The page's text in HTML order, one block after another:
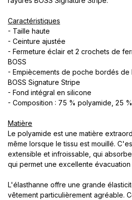
Caractéristiques
- Taille haute
- Ceinture ajustée
- Fermeture éclair et 2 crochets de
BOSS
- Empiècements de poche bordés de
BOSS Signature Stripe
- Fond intégral en silicone
- Composition : 75 % polyamide, 25
Matière
Le polyamide est une matière
même lorsque le tissu est mouillé.
extensible et infroissable, qui
qui permet une excellente évacuation
L'élasthanne offre une grande
vêtement particulièrement agréable.